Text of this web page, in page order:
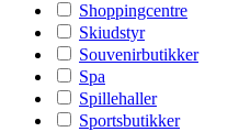
Shoppingcentre
Skiudstyr
Souvenirbutikker
Spa
Spillehaller
Sportsbutikker